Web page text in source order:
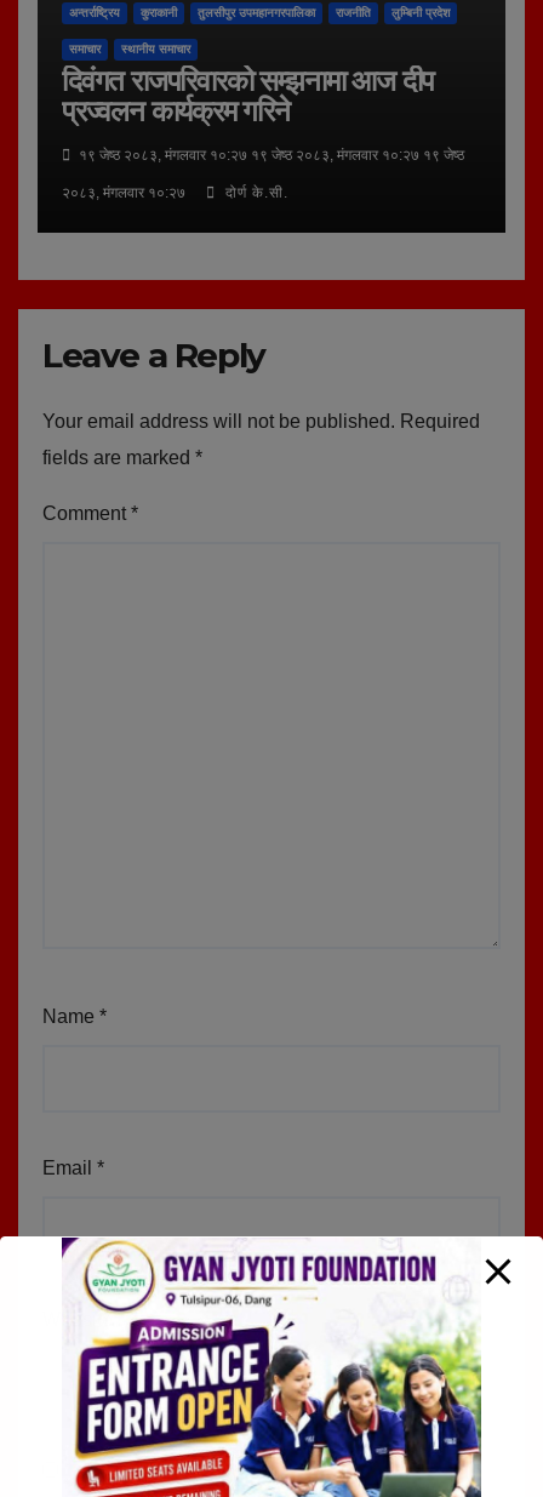
अन्तर्राष्ट्रिय कुराकानी तुलसीपुर उपमहानगरपालिका राजनीति लुम्बिनी प्रदेश
समाचार स्थानीय समाचार
दिवंगत राजपरिवारको सम्झनामा आज दीप
प्रज्वलन कार्यक्रम गरिने
१९ जेष्ठ २०८३, मंगलवार १०:२७ १९ जेष्ठ २०८३, मंगलवार १०:२७ १९ जेष्ठ
२०८३, मंगलवार १०:२७ दोर्ण के.सी.
Leave a Reply
Your email address will not be published. Required
fields are marked *
Comment *
Name *
Email *
Website